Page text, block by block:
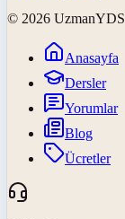
© 2026 UzmanYDS
Anasayfa
Dersler
Yorumlar
Blog
Ücretler